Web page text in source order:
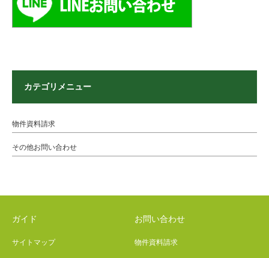
カテゴリメニュー
物件資料請求
その他お問い合わせ
ガイド
サイトマップ
お問い合わせ
物件資料請求